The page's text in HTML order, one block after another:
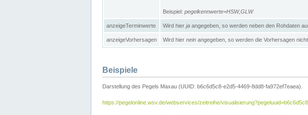
Beispiel: pegelkennwerte=HSW,GLW
anzeigeTerminwerte Wird hier ja angegeben, so werden neben den Rohdaten
anzeigeVorhersagen Wird hier nein angegeben, so werden die Vorhersagen
Beispiele
Darstellung des Pegels Maxau (UUID: b6c6d5c8-e2d5-4469-8dd8-fa972ef7eaea).
https://pegelonline.wsv.de/webservices/zeitreihe/